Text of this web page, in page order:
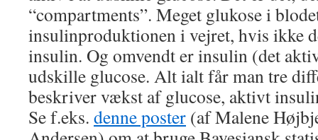
“compartments”. Meget glukose i
insulinproduktionen i vejret, hvis ikke
insulin. Og omvendt er insulin (det
udskille glucose. Alt ialt får man tre
beskriver vækst af glucose, aktivt
Se f.eks. denne poster (af Malene